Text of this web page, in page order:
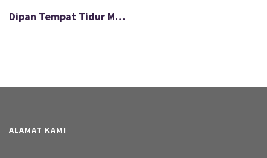
Dipan Tempat Tidur Minimalis Jepara Special Discount FS-034
ALAMAT KAMI